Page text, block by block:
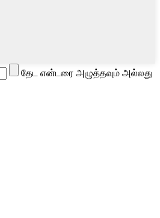
தேட என்டரை அழுத்தவும் அல்லது